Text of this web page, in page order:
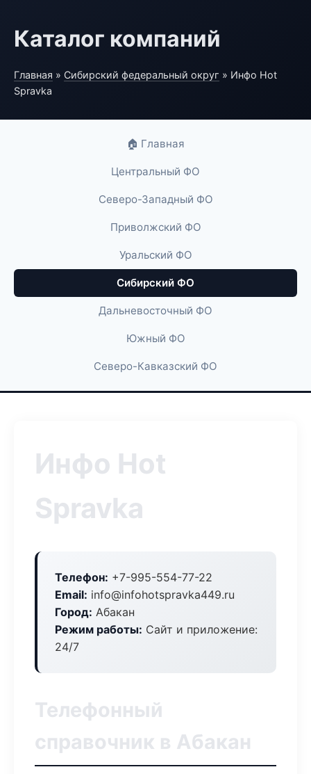
Каталог компаний
Главная » Сибирский федеральный округ » Инфо Hot
Spravka
🏠 Главная
Центральный ФО
Северо-Западный ФО
Приволжский ФО
Уральский ФО
Сибирский ФО
Дальневосточный ФО
Южный ФО
Северо-Кавказский ФО
Инфо Hot
Spravka
Телефон: +7-995-554-77-22
Email: info@infohotspravka449.ru
Город: Абакан
Режим работы: Сайт и приложение:
24/7
Телефонный
справочник в Абакан